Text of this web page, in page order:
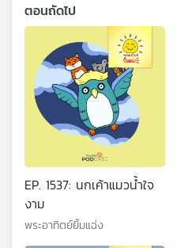
ตอนถัดไป
EP. 1537: นกเค้าแมวน้ำใจ
งาม
พระอาทิตย์ยิ้มแฉ่ง